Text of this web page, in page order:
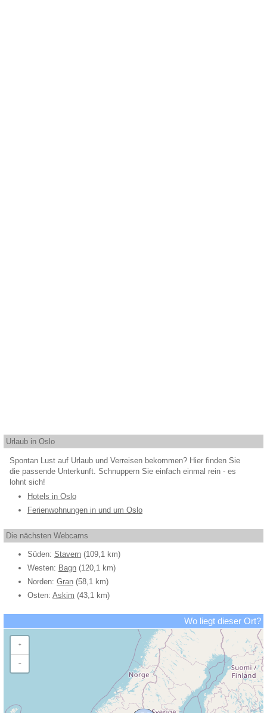
Urlaub in Oslo
Spontan Lust auf Urlaub und Verreisen bekommen? Hier finden Sie
die passende Unterkunft. Schnuppern Sie einfach einmal rein - es
lohnt sich!
Hotels in Oslo
Ferienwohnungen in und um Oslo
Die nächsten Webcams
Süden: Stavern (109,1 km)
Westen: Bagn (120,1 km)
Norden: Gran (58,1 km)
Osten: Askim (43,1 km)
Wo liegt dieser Ort?
+
−